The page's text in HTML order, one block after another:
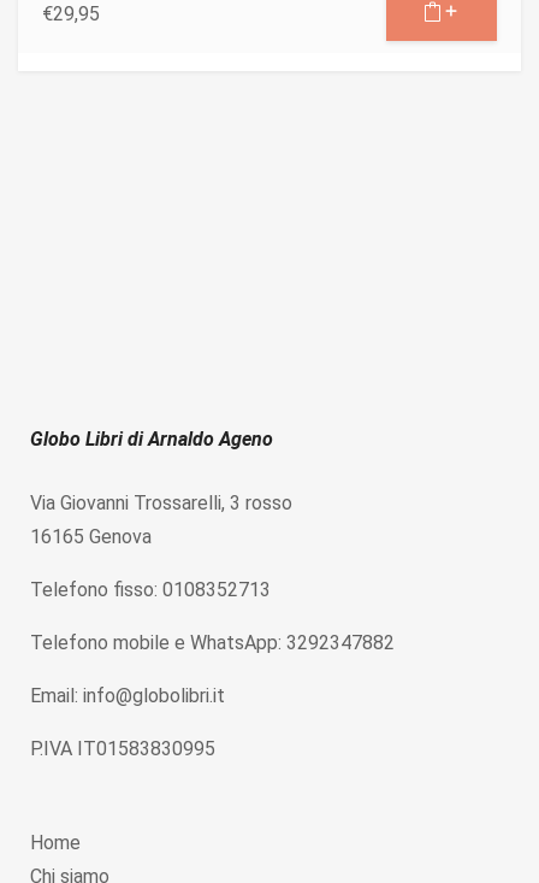
€29,95
Globo Libri di Arnaldo Ageno
Via Giovanni Trossarelli, 3 rosso
16165 Genova
Telefono fisso: 0108352713
Telefono mobile e WhatsApp: 3292347882
Email: info@globolibri.it
P.IVA IT01583830995
Home
Chi siamo